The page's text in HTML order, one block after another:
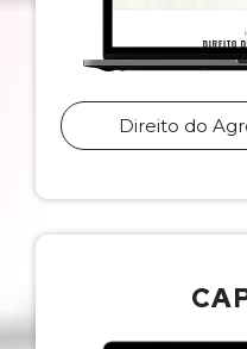
Direito do